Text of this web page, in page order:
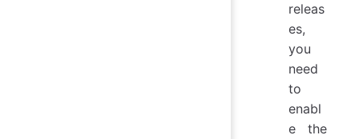
releas
es,
you
need
to
enabl
e the